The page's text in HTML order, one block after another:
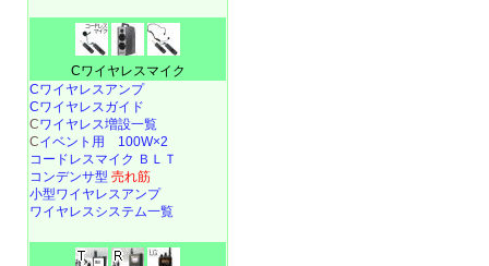
Cワイヤレスマイク
Cワイヤレスアンプ
Cワイヤレスガイド
Cワイヤレス増設一覧
Cイベント用 100W×2
コードレスマイク ＢＬＴ
コンデンサ型 売れ筋
小型ワイヤレスアンプ
ワイヤレスシステム一覧